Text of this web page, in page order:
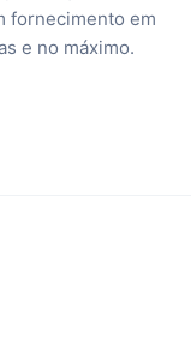
fornecimento em
e no máximo.